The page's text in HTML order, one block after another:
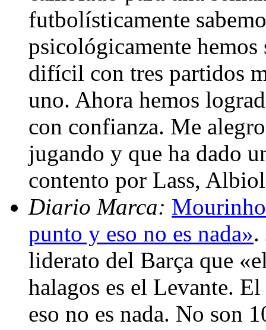
futbolísticamente
psicológicamente
difícil con tres partidos
uno. Ahora hemos
con confianza. Me
jugando y que ha dado
contento por Lass,
Diario Marca:
punto y eso no es nada».
liderato del Barça que
halagos es el Levante.
eso no es nada. No son